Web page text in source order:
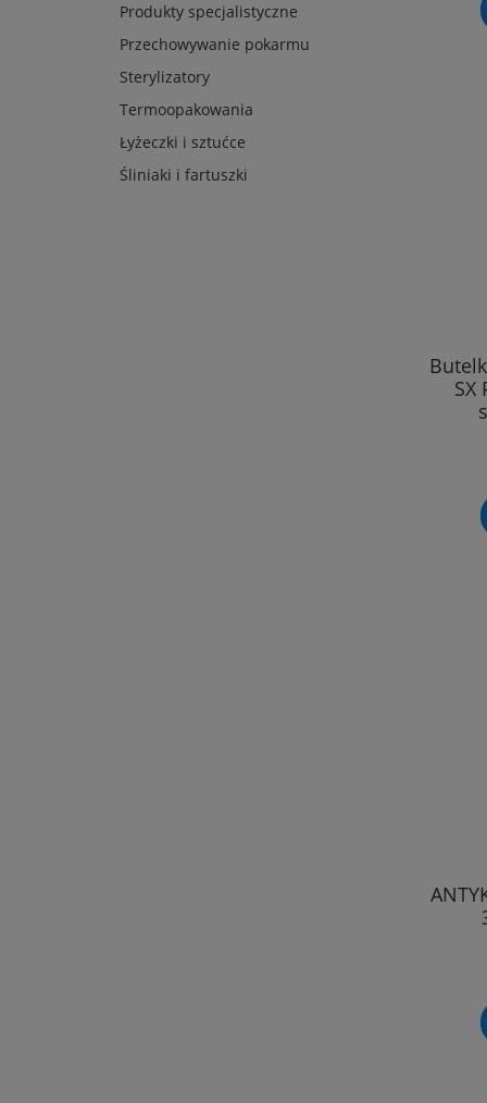
Produkty specjalistyczne
Przechowywanie pokarmu
Sterylizatory
Termoopakowania
Łyżeczki i sztućce
Śliniaki i fartuszki
SX